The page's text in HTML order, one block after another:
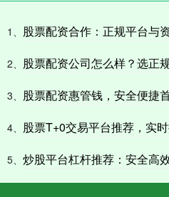
1、 股票配资合作：正规平台与
2、 股票配资公司怎么样？选正
3、 股票配资惠管钱，安全便捷
4、 股票T+0交易平台推荐，实
5、 炒股平台杠杆推荐：安全高